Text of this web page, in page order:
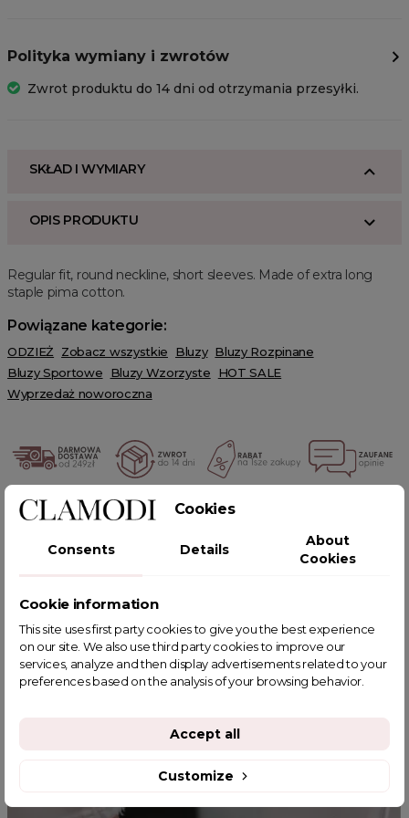
Polityka wymiany i zwrotów
Zwrot produktu do 14 dni od otrzymania przesyłki.
SKŁAD I WYMIARY
OPIS PRODUKTU
Regular fit, round neckline, short sleeves. Made of extra long
staple pima cotton.
Powiązane kategorie:
ODZIEŻ Zobacz wszystkie Bluzy Bluzy Rozpinane
Bluzy Sportowe
Bluzy Wzorzyste
HOT SALE
Wyprzedaż noworoczna
POWIĄZANE TAGI
YOU MIGHT ALSO LIKE
Cookies
Consents Details
About
Cookies
Cookie information
This site uses first party cookies to give you the best experience
on our site. We also use third party cookies to improve our
services, analyze and then display advertisements related to your
preferences based on the analysis of your browsing behavior.
Customize
Accept all